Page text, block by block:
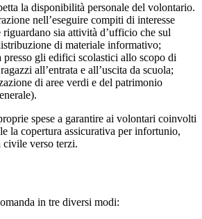
la disponibilità personale del volontario.
nell’eseguire compiti di interesse
sia attività d’ufficio che sul
di materiale informativo;
presso gli edifici scolastici allo scopo di
all’entrata e all’uscita da scuola;
di aree verdi e del patrimonio
spese a garantire ai volontari coinvolti
la copertura assicurativa per infortunio,
civile verso terzi.
in tre diversi modi: